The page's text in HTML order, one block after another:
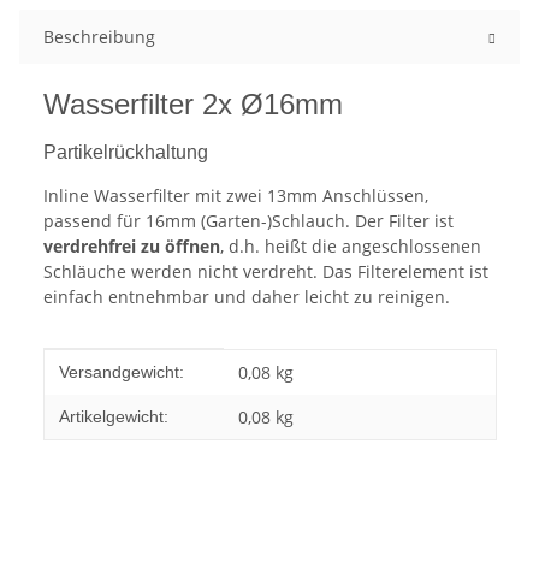
Beschreibung
Wasserfilter 2x Ø16mm
Partikelrückhaltung
Inline Wasserfilter mit zwei 13mm Anschlüssen,
passend für 16mm (Garten-)Schlauch. Der Filter ist
verdrehfrei zu öffnen, d.h. heißt die angeschlossenen
Schläuche werden nicht verdreht. Das Filterelement ist
einfach entnehmbar und daher leicht zu reinigen.
Produkteigenschaft
Wert
Versandgewicht: 0,08 kg
Artikelgewicht: 0,08 kg